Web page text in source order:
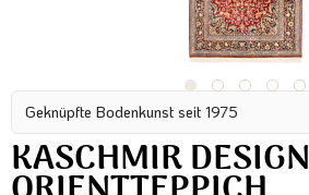
Geknüpfte Bodenkunst seit 1975
KASCHMIR DESIGN